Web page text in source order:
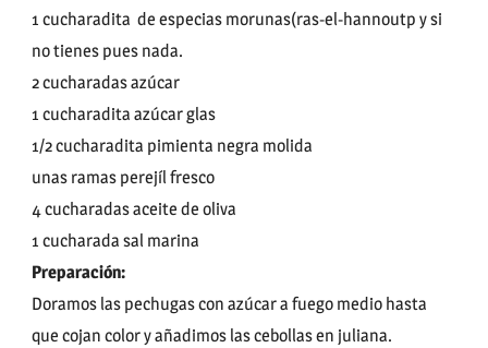
1 cucharadita de especias morunas(ras-el-hannoutp y si
no tienes pues nada.
2 cucharadas azúcar
1 cucharadita azúcar glas
1/2 cucharadita pimienta negra molida
unas ramas perejíl fresco
4 cucharadas aceite de oliva
1 cucharada sal marina
Preparación:
Doramos las pechugas con azúcar a fuego medio hasta
que cojan color y añadimos las cebollas en juliana.